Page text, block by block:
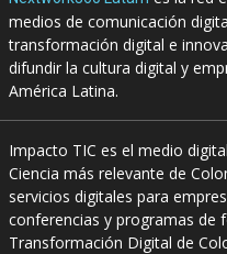
medios de comunicación
transformación digital e
difundir la cultura digital y
América Latina.
Impacto TIC es el medio
Ciencia más relevante de
servicios digitales para
conferencias y programas de
Transformación Digital de